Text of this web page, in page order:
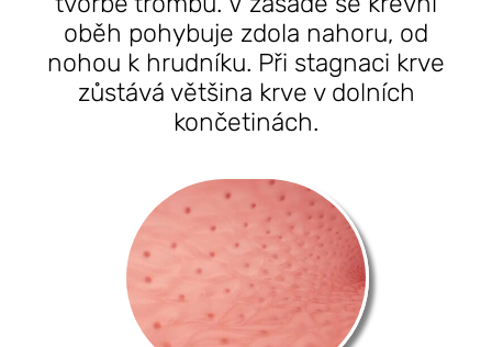
oběh pohybuje zdola nahoru, od
nohou k hrudníku. Při stagnaci krve
zůstává většina krve v dolních
končetinách.